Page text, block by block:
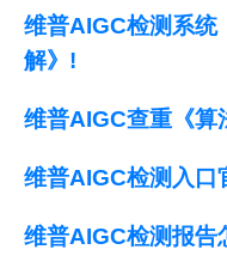
维普AIGC检测系统
解》!
维普AIGC查重《算
维普AIGC检测入口
维普AIGC检测报告